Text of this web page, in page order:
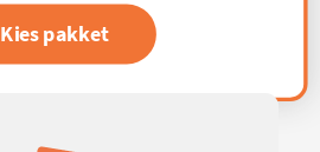
Kies pakket